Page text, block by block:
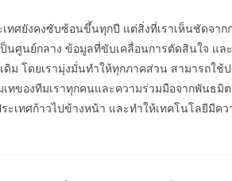
เทศยังคงซับซ้อนขึ้นทุกปี แต่สิ่งที่เราเห็นชัดจา
นศูนย์กลาง ข้อมูลที่ขับเคลื่อนการตัดสินใจ แล
ม โดยเรามุ่งมั่นทำให้ทุกภาคส่วน สามารถใช้
ทของทีมเราทุกคนและความร่วมมือจากพันธมิ
ะเทศก้าวไปข้างหน้า และทำให้เทคโนโลยีมี